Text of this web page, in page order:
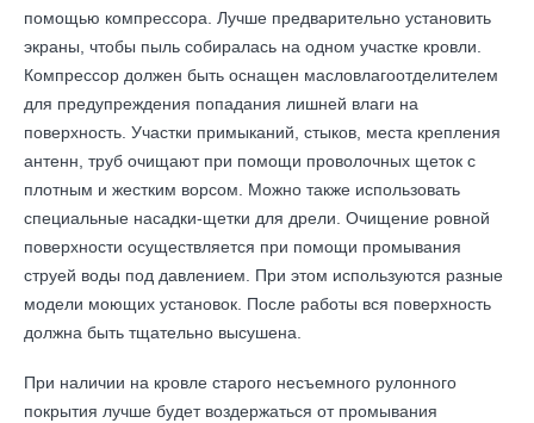
помощью компрессора. Лучше предварительно установить
экраны, чтобы пыль собиралась на одном участке кровли.
Компрессор должен быть оснащен масловлагоотделителем
для предупреждения попадания лишней влаги на
поверхность. Участки примыканий, стыков, места крепления
антенн, труб очищают при помощи проволочных щеток с
плотным и жестким ворсом. Можно также использовать
специальные насадки-щетки для дрели. Очищение ровной
поверхности осуществляется при помощи промывания
струей воды под давлением. При этом используются разные
модели моющих установок. После работы вся поверхность
должна быть тщательно высушена.
При наличии на кровле старого несъемного рулонного
покрытия лучше будет воздержаться от промывания